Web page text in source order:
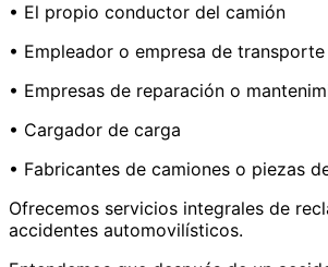
• El propio conductor del camión
• Empleador o empresa de transporte
• Empresas de reparación o
• Cargador de carga
• Fabricantes de camiones o piezas
Ofrecemos servicios integrales de
accidentes automovilísticos.